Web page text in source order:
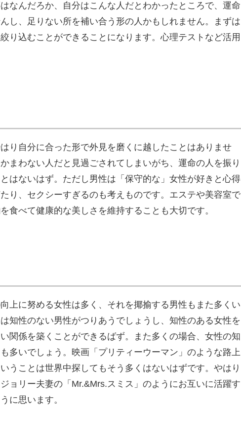
なんだろか、自分はこんな人だとわかったところで、運命
し、足りない所を補い合う形の人かもしれません。まずは
り込むことができることになります。心理テストなど活用
り自分に合った形で外見を磨くに越したことはありませ
まわない人だと見過ごされてしまいがち、運命の人を振り
はないはず。ただし男性は「保守的な」女性が好きと心得
り、セクシーすぎるのも考えものです。エステや美容室で
食べて健康的な美しさを維持することも大切です。
上に努める女性は多く、それを揶揄する男性もまた多くい
知性のない男性がつりあうでしょうし、知性のある女性を
関係を築くことができるばず。また多くの場合、女性の知
多いでしょう。映画「プリティーウーマン」のような路上
うことは世界中探してもそう多くはないはずです。やはり
ョリー夫妻の「Mr.&Mrs.スミス」のようにお互いに活躍す
に思います。